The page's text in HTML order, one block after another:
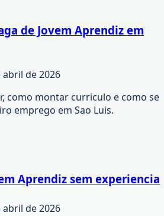
de Jovem Aprendiz em
abril de 2026
como montar curriculo e como se
emprego em Sao Luis.
Aprendiz sem experiencia
abril de 2026